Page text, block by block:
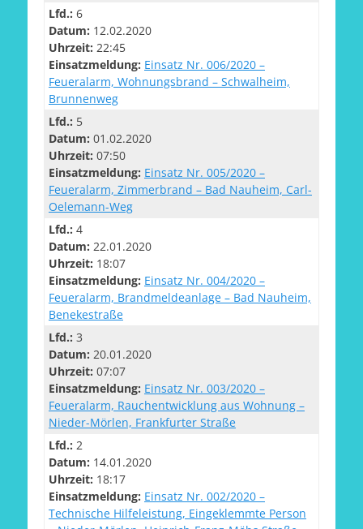
Lfd.: 6
Datum: 12.02.2020
Uhrzeit: 22:45
Einsatzmeldung: Einsatz Nr. 006/2020 –
Feueralarm, Wohnungsbrand – Schwalheim,
Brunnenweg
Lfd.: 5
Datum: 01.02.2020
Uhrzeit: 07:50
Einsatzmeldung: Einsatz Nr. 005/2020 –
Feueralarm, Zimmerbrand – Bad Nauheim, Carl-
Oelemann-Weg
Lfd.: 4
Datum: 22.01.2020
Uhrzeit: 18:07
Einsatzmeldung: Einsatz Nr. 004/2020 –
Feueralarm, Brandmeldeanlage – Bad Nauheim,
Benekestraße
Lfd.: 3
Datum: 20.01.2020
Uhrzeit: 07:07
Einsatzmeldung: Einsatz Nr. 003/2020 –
Feueralarm, Rauchentwicklung aus Wohnung –
Nieder-Mörlen, Frankfurter Straße
Lfd.: 2
Datum: 14.01.2020
Uhrzeit: 18:17
Einsatzmeldung: Einsatz Nr. 002/2020 –
Technische Hilfeleistung, Eingeklemmte Person